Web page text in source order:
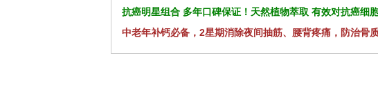
抗癌明星组合 多年口碑保证！天然植物萃取 有效对抗癌细
中老年补钙必备，2星期消除夜间抽筋、腰背疼痛，防治骨